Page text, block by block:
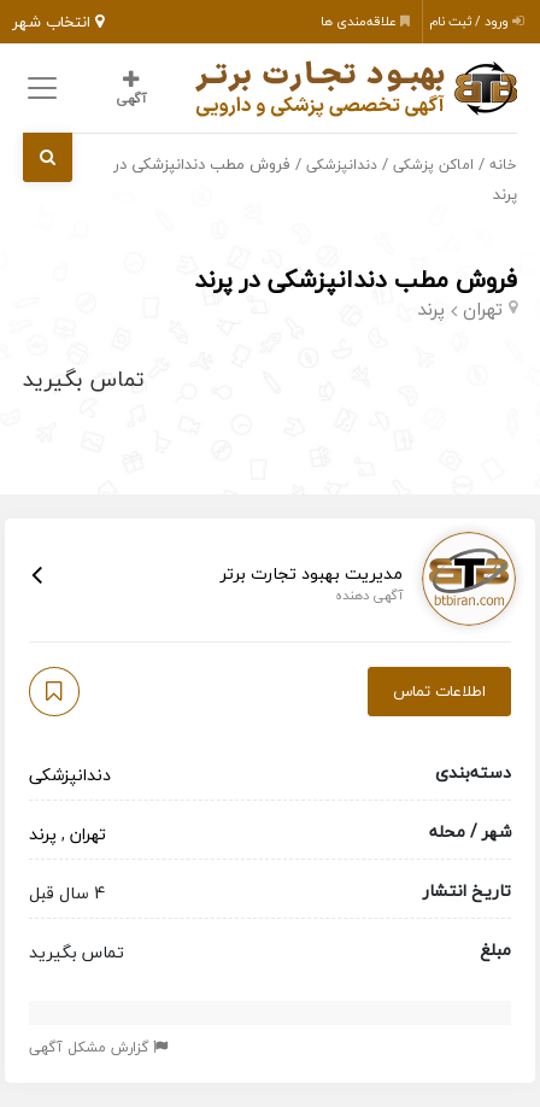
انتخاب شهر ورود / ثبت نام علاقه‌مندی ها
آگهی
خانه / اماکن پزشکی /دندانپزشکی / فروش مطب دندانپزشکی در
پرند
فروش مطب دندانپزشکی در پرند
تهران پرند
تماس بگیرید
مدیریت بهبود تجارت برتر
آگهی دهنده
اطلاعات تماس
دسته‌بندی
دندانپزشکی
شهر / محله
تهران, پرند
تاریخ انتشار
4 سال قبل
مبلغ
تماس بگیرید
گزارش مشکل آگهی